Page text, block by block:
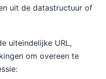
uit de datastructuur of
uiteindelijke URL,
om overeen te